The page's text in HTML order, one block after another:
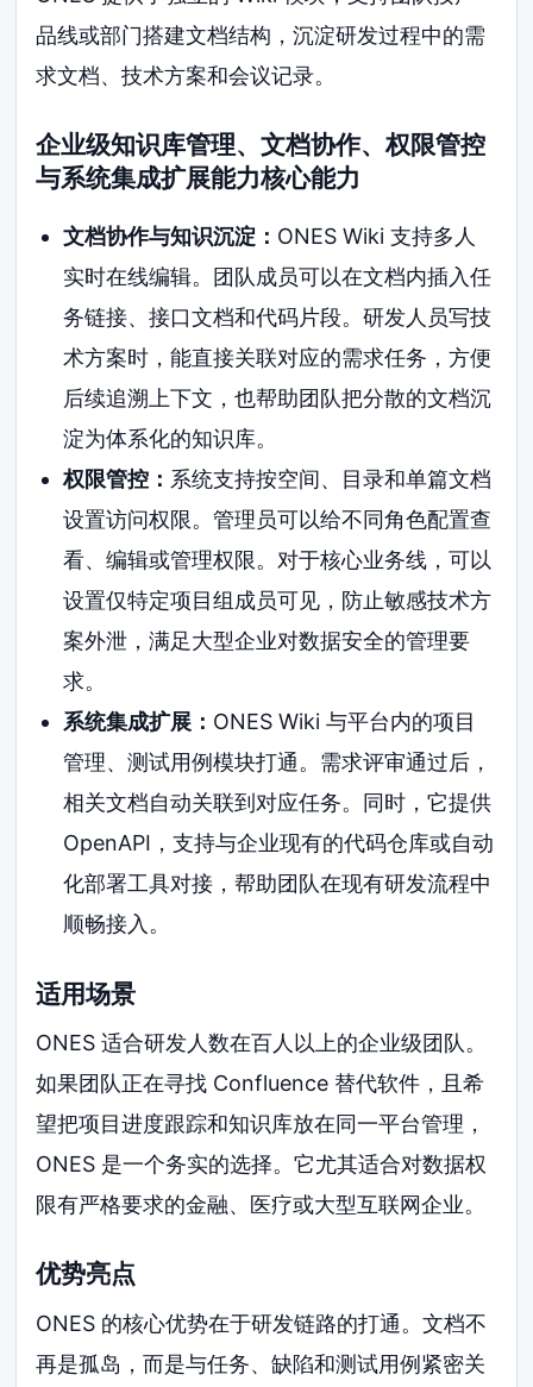
品线或部门搭建文档结构，沉淀研发过程中的需
求文档、技术方案和会议记录。
企业级知识库管理、文档协作、权限管控
与系统集成扩展能力核心能力
文档协作与知识沉淀： ONES Wiki 支持多人
实时在线编辑。团队成员可以在文档内插入任
务链接、接口文档和代码片段。研发人员写技
术方案时，能直接关联对应的需求任务，方便
后续追溯上下文，也帮助团队把分散的文档沉
淀为体系化的知识库。
权限管控： 系统支持按空间、目录和单篇文档
设置访问权限。管理员可以给不同角色配置查
看、编辑或管理权限。对于核心业务线，可以
设置仅特定项目组成员可见，防止敏感技术方
案外泄，满足大型企业对数据安全的管理要
求。
系统集成扩展： ONES Wiki 与平台内的项目
管理、测试用例模块打通。需求评审通过后，
相关文档自动关联到对应任务。同时，它提供
OpenAPI，支持与企业现有的代码仓库或自动
化部署工具对接，帮助团队在现有研发流程中
顺畅接入。
适用场景
ONES 适合研发人数在百人以上的企业级团队。
如果团队正在寻找 Confluence 替代软件，且希
望把项目进度跟踪和知识库放在同一平台管理，
ONES 是一个务实的选择。它尤其适合对数据权
限有严格要求的金融、医疗或大型互联网企业。
优势亮点
ONES 的核心优势在于研发链路的打通。文档不
再是孤岛，而是与任务、缺陷和测试用例紧密关